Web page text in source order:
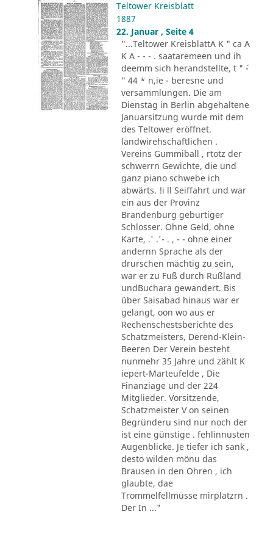
Teltower Kreisblatt
1887
22. Januar , Seite 4
"...Teltower KreisblattA K " ca A
K A - - - . saataremeen und ih
deemm sich herandstellte, t " ´-
" 44 * n,ie - beresne und
versammlungen. Die am
Dienstag in Berlin abgehaltene
Januarsitzung wurde mit dem
des Teltower eröffnet.
landwirehschaftlichen .
Vereins Gummiball , rtotz der
schwerrn Gewichte, die und
ganz piano schwebe ich
abwärts. !i ll Seiffahrt und war
ein aus der Provinz
Brandenburg geburtiger
Schlosser. Ohne Geld, ohne
Karte, .' .'- . , - - ohne einer
andernn Sprache als der
drurschen mächtig zu sein,
war er zu Fuß durch Rußland
undBuchara gewandert. Bis
über Saisabad hinaus war er
gelangt, oon wo aus er
Rechenschestsberichte des
Schatzmeisters, Derend-Klein-
Beeren Der Verein besteht
nunmehr 35 Jahre und zählt K
iepert-Marteufelde , Die
Finanziage und der 224
Mitglieder. Vorsitzende,
Schatzmeister V on seinen
Begründeru sind nur noch der
ist eine günstige . fehlinnusten
Augenblicke. Je tiefer ich sank ,
desto wilden mönu das
Brausen in den Ohren , ich
glaubte, dae
Trommelfellmüsse mirplatzrn .
Der In ..."